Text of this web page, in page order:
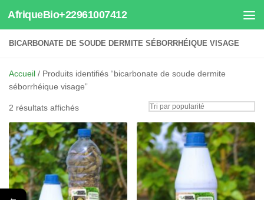
Au dessous du contenu
AfriqueBio+22961007412
BICARBONATE DE SOUDE DERMITE SÉBORRHÉIQUE VISAGE
Accueil / Produits identifiés “bicarbonate de soude dermite
séborrhéique visage”
2 résultats affichésTrié
popularité